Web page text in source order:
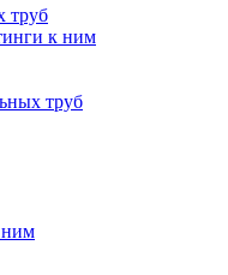
труб
к ним
труб
ним